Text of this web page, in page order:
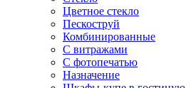
Цветное стекло
Пескоструй
Комбинированные
С витражами
С фотопечатью
Назначение